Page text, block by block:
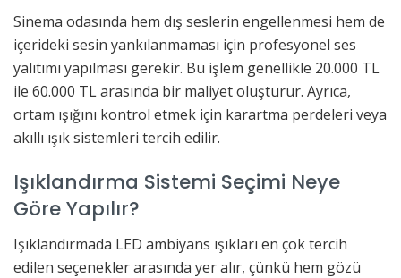
Sinema odasında hem dış seslerin engellenmesi hem de
içerideki sesin yankılanmaması için profesyonel ses
yalıtımı yapılması gerekir. Bu işlem genellikle 20.000 TL
ile 60.000 TL arasında bir maliyet oluşturur. Ayrıca,
ortam ışığını kontrol etmek için karartma perdeleri veya
akıllı ışık sistemleri tercih edilir.
Işıklandırma Sistemi Seçimi Neye
Göre Yapılır?
Işıklandırmada LED ambiyans ışıkları en çok tercih
edilen seçenekler arasında yer alır, çünkü hem gözü